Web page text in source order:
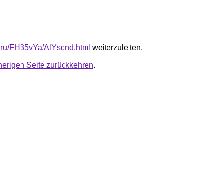
FH35vYa/AlYsqnd.html weiterzuleiten.
Seite zurückkehren.